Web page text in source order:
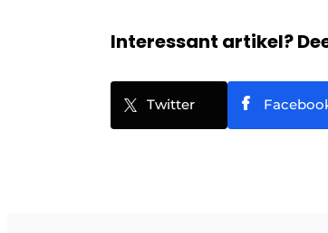
Interessant artikel?
Twitter